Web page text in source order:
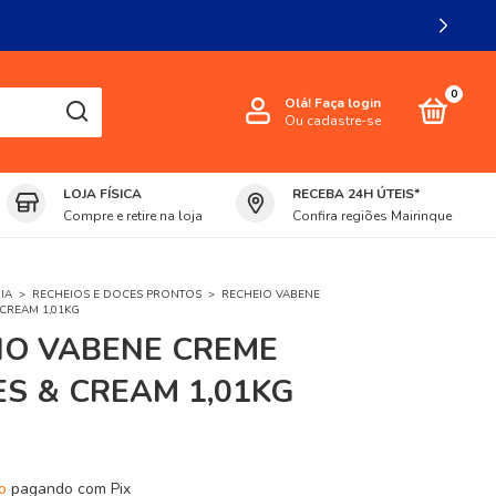
Olá! Faça login
Ou cadastre-se
0
LOJA FÍSICA
Compre e retire na loja
RECEBA 24H ÚTEIS*
Confira regiões Mairinque
> RECHEIOS E DOCES PRONTOS > RECHEIO VABENE
1,01KG
VABENE CREME
& CREAM 1,01KG
pagando com Pix